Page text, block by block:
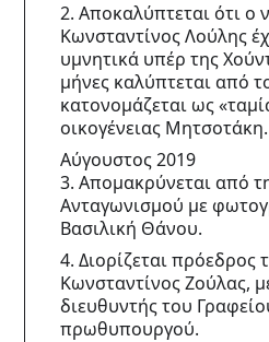
2. Αποκαλύπτεται ότι ο
Κωνσταντίνος Λούλης
υμνητικά υπέρ της
μήνες καλύπτεται από
κατονομάζεται ως
οικογένειας Μητσοτάκη.
Αύγουστος 2019
3. Απομακρύνεται από
Ανταγωνισμού με
Βασιλική Θάνου.
4. Διορίζεται πρόεδρος
Κωνσταντίνος Ζούλας,
διευθυντής του
πρωθυπουργού.